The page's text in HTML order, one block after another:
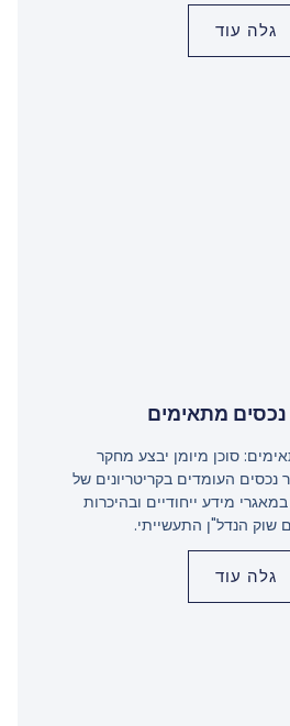
גלה עוד
מתאימים
סוכן מיומן יבצע מחקר
העומדים בקריטריונים של
מידע ייחודיים ובהיכרות
שוק הנדל"ן התעשייתי.
גלה עוד